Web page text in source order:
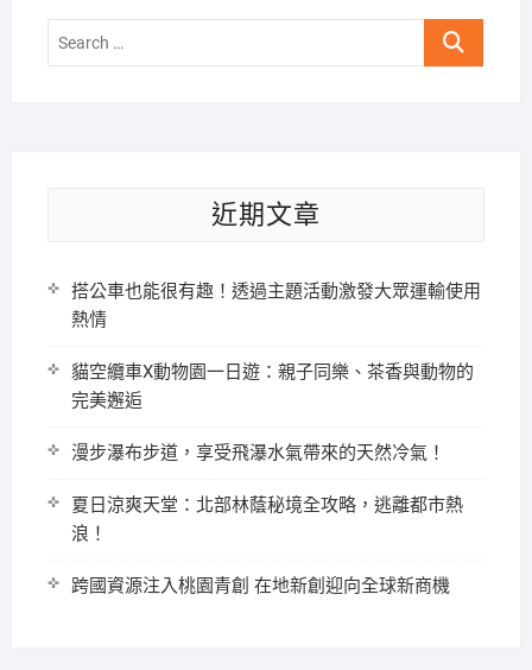
Search
近期文章
搭公車也能很有趣！透過主題活動激發大眾運輸使用
熱情
貓空纜車X動物園一日遊：親子同樂、茶香與動物的
完美邂逅
漫步瀑布步道，享受飛瀑水氣帶來的天然冷氣！
夏日涼爽天堂：北部林蔭秘境全攻略，逃離都市熱
浪！
跨國資源注入桃園青創 在地新創迎向全球新商機